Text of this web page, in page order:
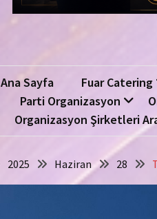
Ana Sayfa Fuar Catering
Parti Organizasyon
Organizasyon Şirketleri
2025 Haziran 28